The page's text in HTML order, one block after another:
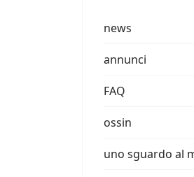
news
annunci
FAQ
ossin
uno sguardo al